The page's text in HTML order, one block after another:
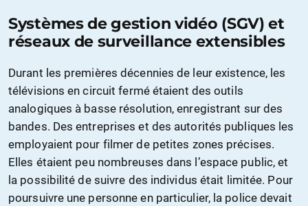
Systèmes de gestion vidéo (SGV) et
réseaux de surveillance extensibles
Durant les premières décennies de leur existence, les
télévisions en circuit fermé étaient des outils
analogiques à basse résolution, enregistrant sur des
bandes. Des entreprises et des autorités publiques les
employaient pour filmer de petites zones précises.
Elles étaient peu nombreuses dans l’espace public, et
la possibilité de suivre des individus était limitée. Pour
poursuivre une personne en particulier, la police devait